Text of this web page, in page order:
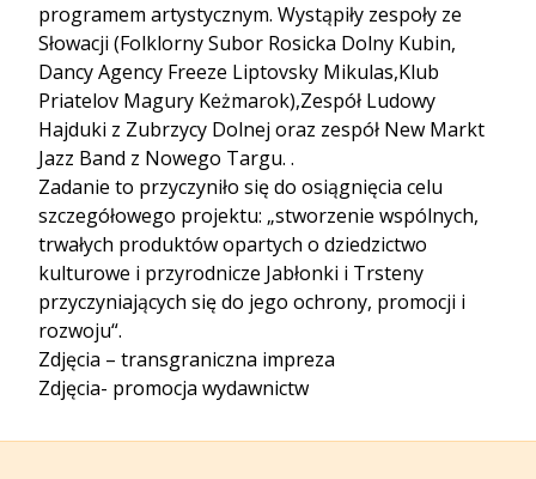
programem artystycznym. Wystąpiły zespoły ze
Słowacji (Folklorny Subor Rosicka Dolny Kubin,
Dancy Agency Freeze Liptovsky Mikulas,Klub
Priatelov Magury Keżmarok),Zespół Ludowy
Hajduki z Zubrzycy Dolnej oraz zespół New Markt
Jazz Band z Nowego Targu. .
Zadanie to przyczyniło się do osiągnięcia celu
szczegółowego projektu: „stworzenie wspólnych,
trwałych produktów opartych o dziedzictwo
kulturowe i przyrodnicze Jabłonki i Trsteny
przyczyniających się do jego ochrony, promocji i
rozwoju“.
Zdjęcia – transgraniczna impreza
Zdjęcia- promocja wydawnictw